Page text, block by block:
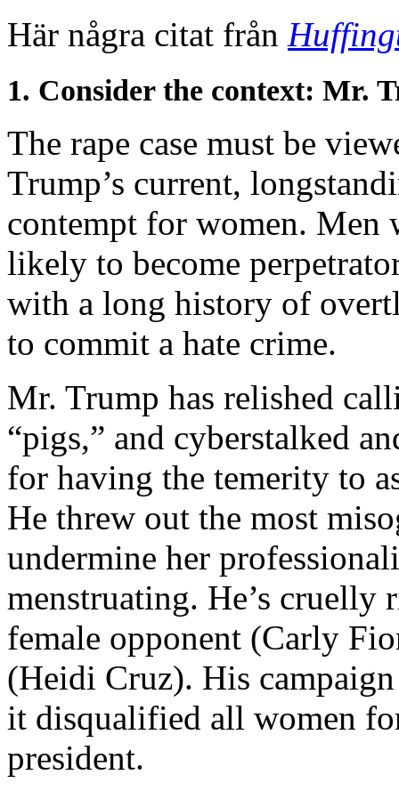
Här några citat från
1. Consider the context: Mr.
The rape case must be
Trump’s current,
contempt for women. Men
likely to become
with a long history of
to commit a hate crime.
Mr. Trump has relished
“pigs,” and cyberstalked
for having the temerity to
He threw out the most
undermine her
menstruating. He’s cruelly
female opponent (Carly
(Heidi Cruz). His
it disqualified all women
president.